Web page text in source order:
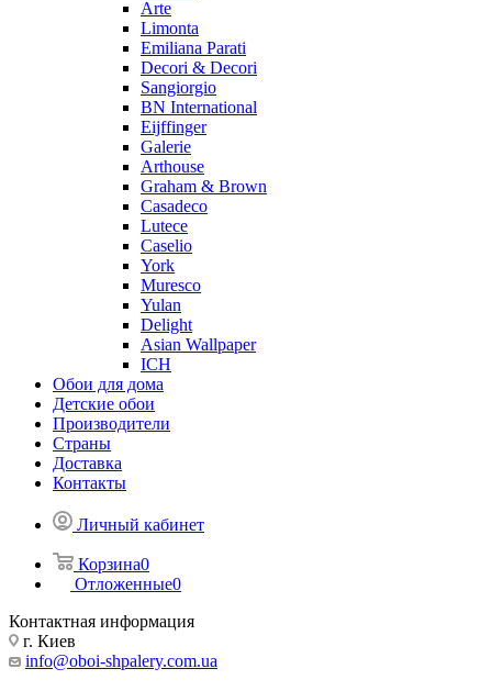
Arte
Limonta
Emiliana Parati
Decori & Decori
Sangiorgio
BN International
Eijffinger
Galerie
Arthouse
Graham & Brown
Casadeco
Lutece
Caselio
York
Muresco
Yulan
Delight
Asian Wallpaper
ICH
Обои для дома
Детские обои
Производители
Страны
Доставка
Контакты
Личный кабинет
Корзина0
Отложенные0
Контактная информация
г. Киев
info@oboi-shpalery.com.ua